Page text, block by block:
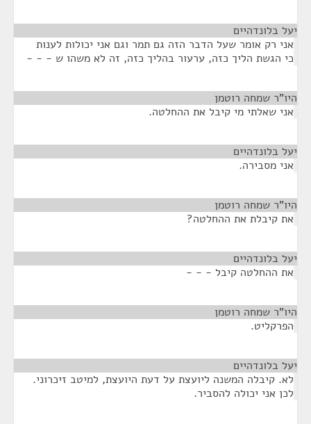
יעל בלונדהיים
אני רק אומר שעל הדבר הזה גם תמר וגם אני יכולות לענות
כי הגשת הליך כזה, ערעור בהליך כזה, זה לא משהו ש - - -
היו"ר שמחה רוטמן
אני שאלתי מי קיבל את ההחלטה.
יעל בלונדהיים
אני מסבירה.
היו"ר שמחה רוטמן
את קיבלת את ההחלטה?
יעל בלונדהיים
את ההחלטה קיבל - - -
היו"ר שמחה רוטמן
הפרקליט.
יעל בלונדהיים
לא. קיבלה המשנה ליועצת על דעת היועצת, למיטב זיכרוני.
לכן אני יכולה להסביר.